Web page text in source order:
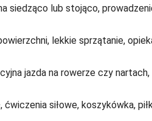
siedząco lub stojąco,
lekkie sprzątanie,
jazda na rowerze czy
siłowe, koszykówka,